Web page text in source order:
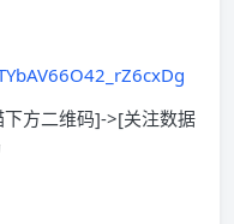
方二维码]->[关注数据